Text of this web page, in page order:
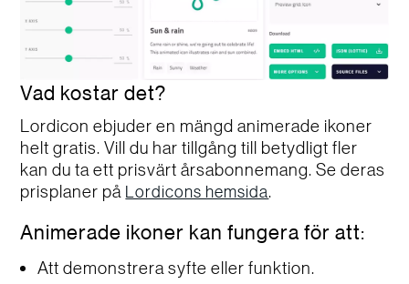
Vad kostar det?
Lordicon ebjuder en mängd animerade ikoner
helt gratis. Vill du har tillgång till betydligt fler
kan du ta ett prisvärt årsabonnemang. Se deras
prisplaner på Lordicons hemsida.
Animerade ikoner kan fungera för att:
Att demonstrera syfte eller funktion.